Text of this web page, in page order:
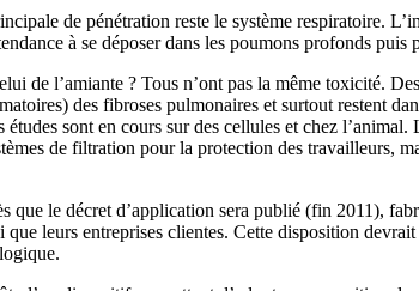
de pénétration reste le système respiratoire.
à se déposer dans les poumons profonds
de l’amiante ? Tous n’ont pas la même toxicité.
des fibroses pulmonaires et surtout restent
sont en cours sur des cellules et chez
de filtration pour la protection des travailleurs,
le décret d’application sera publié (fin 2011),
que leurs entreprises clientes. Cette disposition